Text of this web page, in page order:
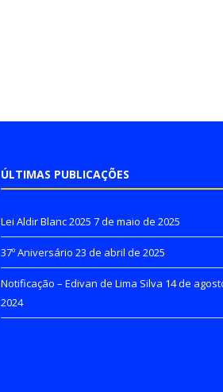
ÚLTIMAS PUBLICAÇÕES
Lei Aldir Blanc 2025 7 de maio de 2025
37º Aniversário 23 de abril de 2025
Notificação – Edivan de Lima Silva 14 de
2024